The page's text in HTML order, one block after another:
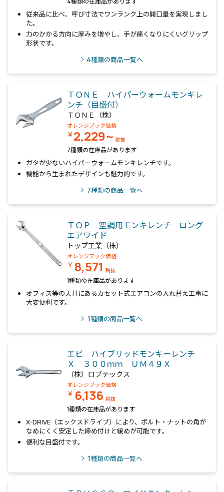
従来品に比べ、呼び寸法でワンランク上の開口量を実現しまし
た。
力のかかる方向に厚みを増やし、手が痛くなりにくいグリップ
形状です。
4種類の商品一覧へ
ＴＯＮＥ ハイパーウォームモンキレ
ンチ（目盛付）
ＴＯＮＥ（株）
オレンジブック価格
￥2,229~ 税抜
7種類の在庫品があります
ガタが少ないハイパーウォームモンキレンチです。
機能から生まれたデザインも魅力的です。
7種類の商品一覧へ
ＴＯＰ 空調用モンキレンチ ロング
エアワイド
トップ工業（株）
オレンジブック価格
￥ 8,571 税抜
1種類の在庫品があります
オフィス等の天井にあるカセット式エアコンの入れ替え工事に
大変便利です。
1種類の商品一覧へ
エビ ハイブリッドモンキーレンチ
Ｘ ３００ｍｍ ＵＭ４９Ｘ
（株）ロブテックス
オレンジブック価格
￥ 6,136 税抜
1種類の在庫品があります
X-DRIVE（エックスドライブ）により、ボルト・ナットの角が
なめにくく安定した締め付けと緩めが可能です。
便利な目盛付です。
1種類の商品一覧へ